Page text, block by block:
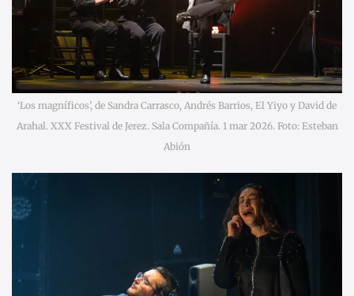
‘Los magníficos’, de Sandra Carrasco, Andrés Barrios, El Yiyo y David de
Arahal. XXX Festival de Jerez. Sala Compañía. 1 mar 2026. Foto: Esteban
Abión